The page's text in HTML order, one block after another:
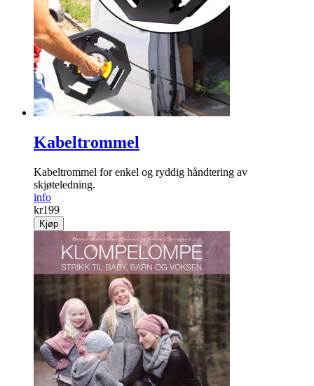
Kabeltrommel
Kabel­trommel for enkel og ryddig hånd­tering av
skjøteledning.
info
kr199
Kjøp